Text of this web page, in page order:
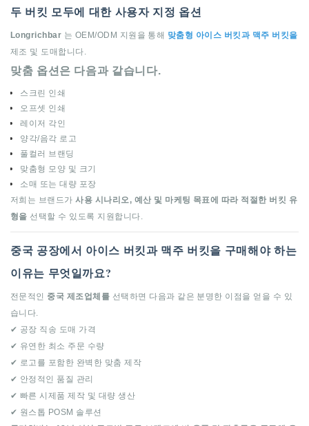
두 버킷 모두에 대한 사용자 지정 옵션
Longrichbar 는 OEM/ODM 지원을 통해 맞춤형 아이스 버킷과 맥주 버킷을
제조 및 도매합니다.
맞춤 옵션은 다음과 같습니다.
스크린 인쇄
오프셋 인쇄
레이저 각인
양각/음각 로고
풀컬러 브랜딩
맞춤형 모양 및 크기
소매 또는 대량 포장
저희는 브랜드가사용 시나리오, 예산 및 마케팅 목표에 따라 적절한 버킷 유
형을 선택할 수 있도록 지원합니다.
중국 공장에서 아이스 버킷과 맥주 버킷을 구매해야 하는
이유는 무엇일까요?
전문적인 중국 제조업체를 선택하면 다음과 같은 분명한 이점을 얻을 수 있
습니다.
✔ 공장 직송 도매 가격
✔ 유연한 최소 주문 수량
✔ 로고를 포함한 완벽한 맞춤 제작
✔ 안정적인 품질 관리
✔ 빠른 시제품 제작 및 대량 생산
✔ 원스톱 POSM 솔루션